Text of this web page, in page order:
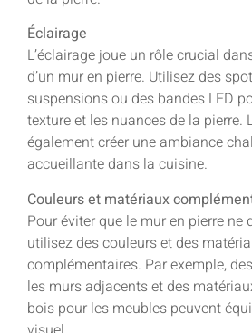
Éclairage
L’éclairage joue un rôle crucial
d’un mur en pierre. Utilisez des
suspensions ou des bandes LED
texture et les nuances de la pierre.
également créer une ambiance
accueillante dans la cuisine.
Couleurs et matériaux
Pour éviter que le mur en pierre ne
utilisez des couleurs et des
complémentaires. Par exemple,
les murs adjacents et des
bois pour les meubles peuvent